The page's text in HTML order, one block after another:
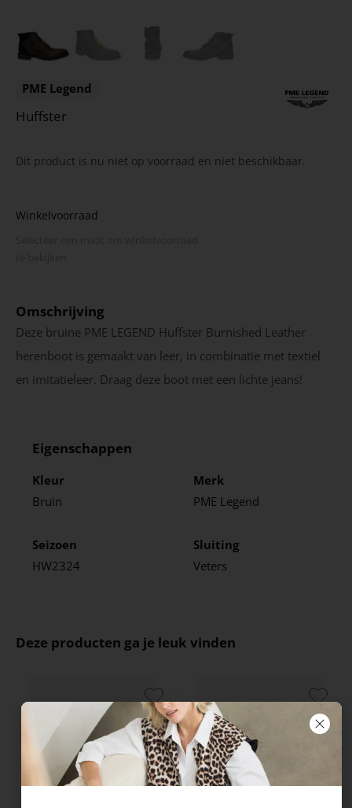
PME Legend
Huffster
Dit product is nu niet op voorraad en niet beschikbaar.
Winkelvoorraad
Omschrijving
Deze bruine PME LEGEND Huffster Burnished Leather
herenboot is gemaakt van leer, in combinatie met textiel
en imitatieleer. Draag deze boot met een lichte jeans!
Eigenschappen
Kleur
Bruin
Merk
PME Legend
Seizoen
HW2324
Sluiting
Veters
Deze producten ga je leuk vinden